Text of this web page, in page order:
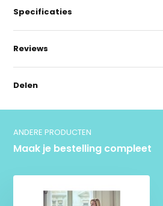
Specificaties
Reviews
Delen
ANDERE PRODUCTEN
Maak je bestelling compleet